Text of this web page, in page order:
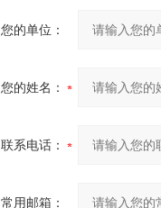
您的单位：
您的姓名：
联系电话：
常用邮箱：